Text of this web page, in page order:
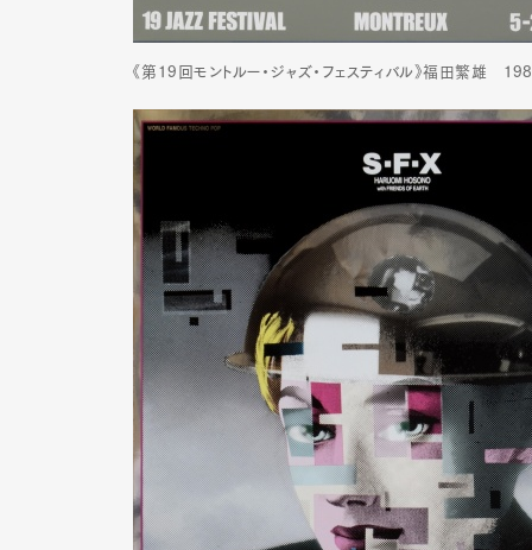
Pen
《第19回モントルー・ジャズ・フェスティバル》福田繁雄